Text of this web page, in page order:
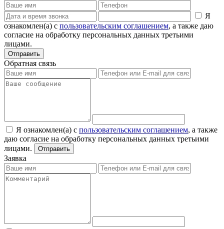
Я
ознакомлен(а) с пользовательским соглашением, а также даю
согласие на обработку персональных данных третьими
лицами.
Отправить
Обратная связь
Я ознакомлен(а) с пользовательским соглашением, а также
даю согласие на обработку персональных данных третьими
лицами.
Отправить
Заявка